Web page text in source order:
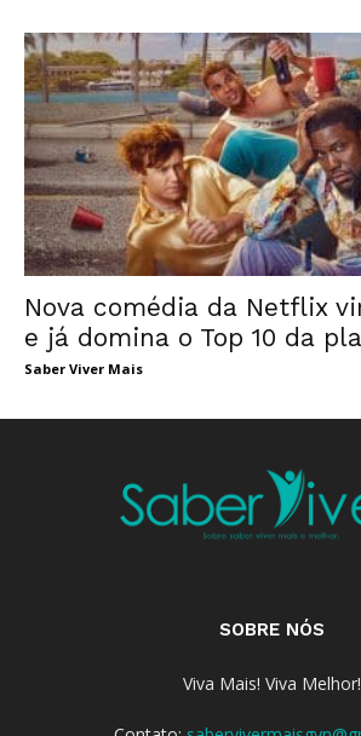
Nova comédia da Netflix
e já domina o Top 10 da
Saber Viver Mais
SOBRE NÓS
Viva Mais! Viva Melhor!